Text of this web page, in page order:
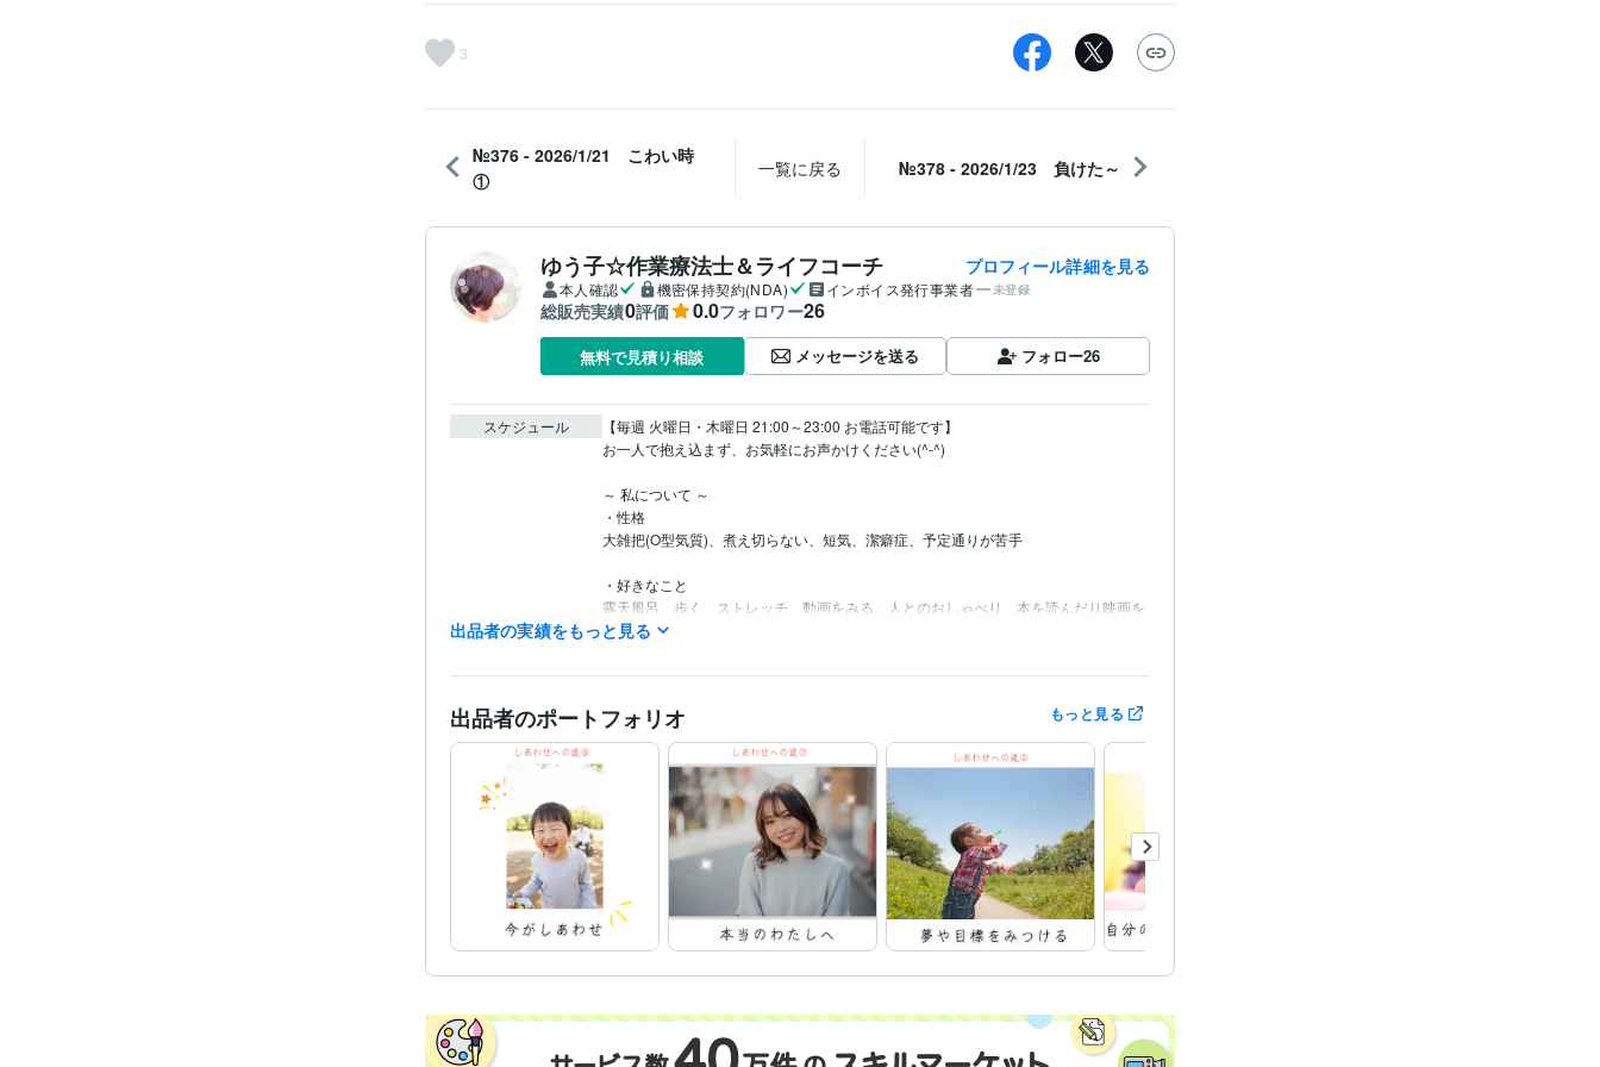
3
№376 - 2026/1/21 こわい時
①
一覧に戻る №378 - 2026/1/23 負けた～
ゆう子☆作業療法士＆ライフコーチ プロフィール詳細を見る
本人確認 機密保持契約(NDA) インボイス発行事業者 未登録
総販売実績0評価 0.0フォロワー26
無料で見積り相談 メッセージを送る フォロー26
スケジュール
【毎週 火曜日・木曜日 21:00～23:00 お電話可能です】
お一人で抱え込まず、お気軽にお声かけください(^-^)
～ 私について ～
・性格
大雑把(O型気質)、煮え切らない、短気、潔癖症、予定通りが苦手
・好きなこと
露天風呂、歩く、ストレッチ、動画をみる、人とのおしゃべり、本を読んだり映画を
みる、絵をみる
ハリソンフォード、ダニエルクレイグ、ナタリーポートマン、レアセドゥ)
・苦手なこと
数学、料理、計画を立てる、走ること、整理整頓、化粧、洋服選び
曲ったことが嫌いで正直な人が好きです
人はいつからでも、どんな風にでも変わることができると信じています
人と本音で話せるとうれしい
瞑想は苦手ですが、好きです
正義を信じていて、道理に反したことははうまくいかないと思っています
宇宙の法則を信じています
潜在意識と現実の行動について、考えるのが好きです♡
皆様とご縁がありましたら、うれしいです☆
出品者の実績をもっと見る
出品者のポートフォリオ もっと見る